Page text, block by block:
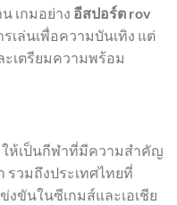
เกมอย่าง อีสปอร์ต rov
รเล่นเพื่อความบันเทิง แต่
ะเตรียมความพร้อม
ให้เป็นกีฬาที่มีความสำคัญ
รวมถึงประเทศไทยที่
ขันในซีเกมส์และเอเชีย